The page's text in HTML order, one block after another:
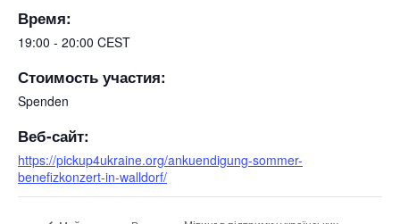
Время:
19:00 - 20:00 CEST
Стоимость участия:
Spenden
Веб-сайт:
https://pickup4ukraine.org/ankuendigung-sommer-
benefizkonzert-in-walldorf/